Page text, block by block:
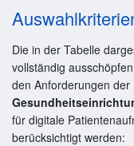
Die in der Tabelle
vollständig
den Anforderungen
für digitale
berücksichtigt werden: